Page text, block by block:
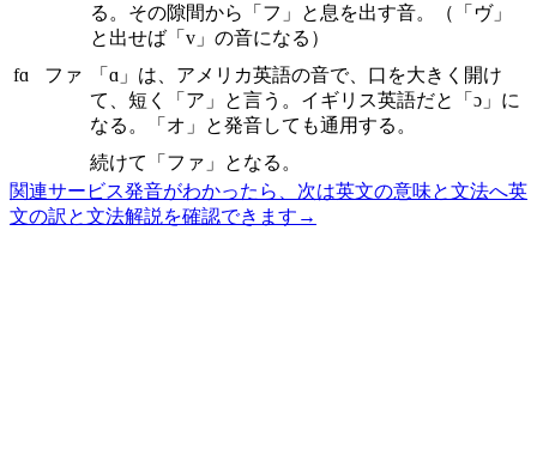
fɑ ファ
る。その隙間から「フ」と息を出す音。（「ヴ」
と出せば「v」の音になる）
「ɑ」は、アメリカ英語の音で、口を大きく開け
て、短く「ア」と言う。イギリス英語だと「ɔ」に
なる。「オ」と発音しても通用する。
続けて「ファ」となる。
関連サービス発音がわかったら、次は英文の意味と文法へ英
文の訳と文法解説を確認できます →